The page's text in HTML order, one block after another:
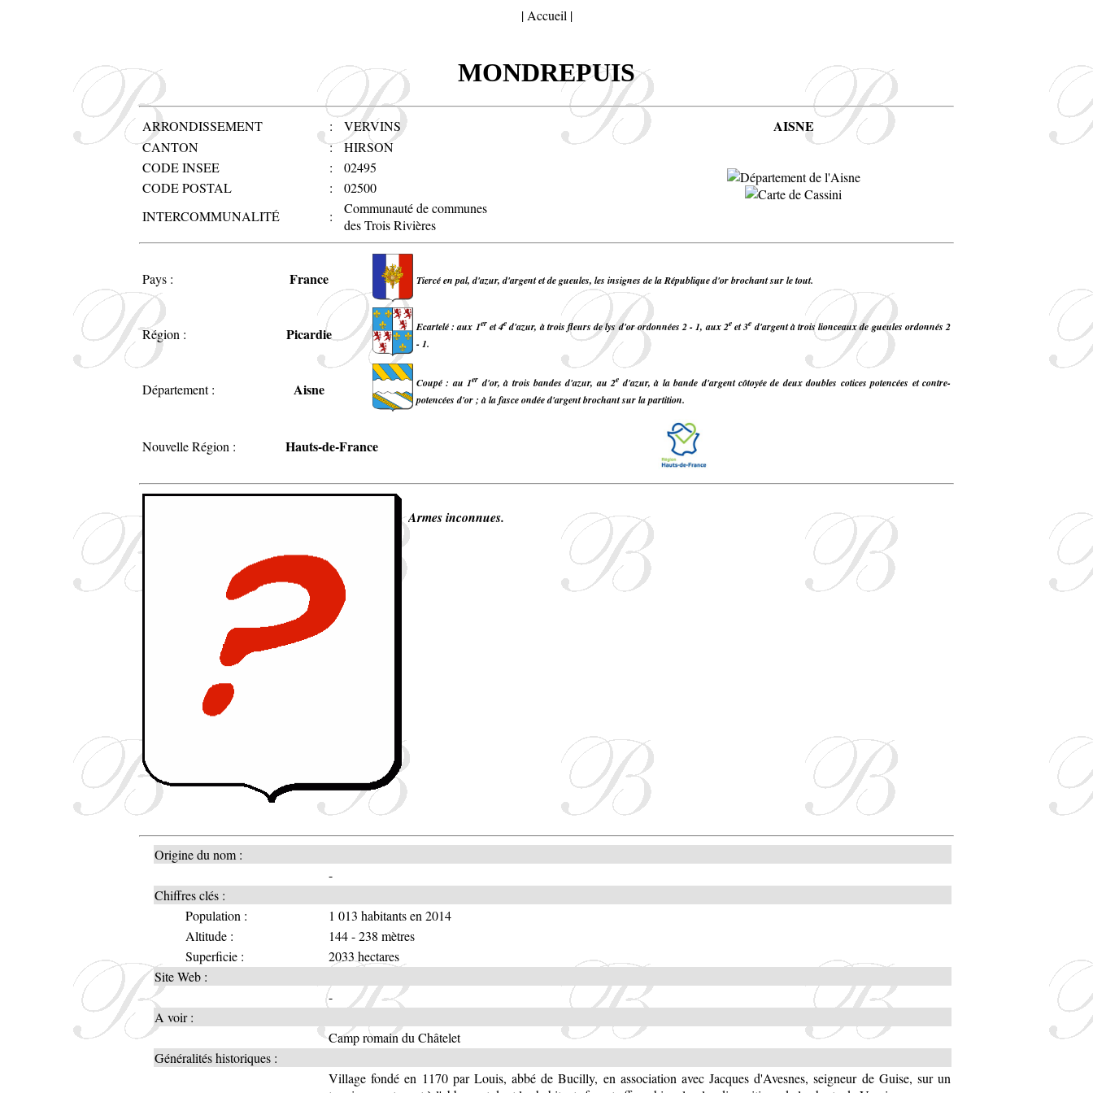
| Accueil |
MONDREPUIS
ARRONDISSEMENT : VERVINS AISNE
CANTON :
HIRSON
CODE INSEE
:
02495
CODE POSTAL
:
02500
INTERCOMMUNALITÉ
:
Communauté de communes
des Trois Rivières
Pays : France Tiercé en pal, d'azur, d'argent et de gueules, les insignes de la République d'or brochant sur le tout.
Région : Picardie Ecartelé : aux 1eret 4ed'azur, à trois fleurs de lys d'or ordonnées 2 - 1, aux 2eet 3e d'argent à trois lionceaux de gueules ordonnés 2
- 1.
Département : Aisne Coupé : au 1er d'or, à trois bandes d'azur, au 2e d'azur, à la bande d'argent côtoyée de deux doubles cotices potencées et contre-
potencées d'or ; à la fasce ondée d'argent brochant sur la partition.
Nouvelle Région : Hauts-de-France
Armes inconnues.
Origine du nom :
-
Chiffres clés :
Population :
1 013 habitants en 2014
Altitude :
144 - 238 mètres
Superficie :
2033 hectares
Site Web :
-
A voir :
Camp romain du Châtelet
Généralités historiques :
Village fondé en 1170 par Louis, abbé de Bucilly, en association avec Jacques d'Avesnes, seigneur de Guise, sur un